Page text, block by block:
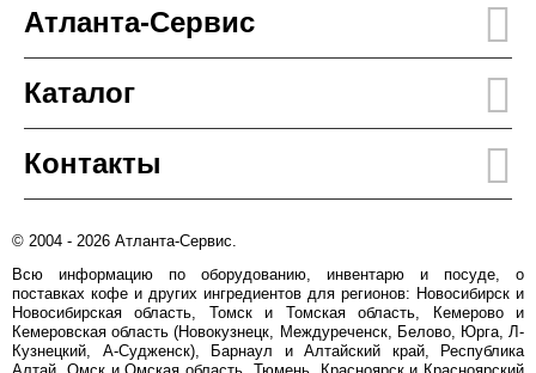
Атланта-Сервис
Каталог
Контакты
© 2004 - 2026 Атланта-Сервис.
Всю информацию по оборудованию, инвентарю и посуде, о
поставках кофе и других ингредиентов для регионов: Новосибирск и
Новосибирская область, Томск и Томская область, Кемерово и
Кемеровская область (Новокузнецк, Междуреченск, Белово, Юрга, Л-
Кузнецкий, А-Судженск), Барнаул и Алтайский край, Республика